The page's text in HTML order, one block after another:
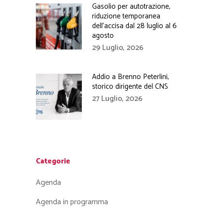
Gasolio per autotrazione,
riduzione temporanea
dell’accisa dal 28 luglio al 6
agosto
29 Luglio, 2026
Addio a Brenno Peterlini,
storico dirigente del CNS
27 Luglio, 2026
Categorie
Agenda
Agenda in programma